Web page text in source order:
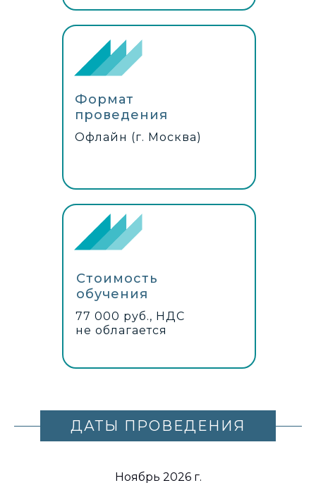
Стоимость
обучения
77 000 руб., НДС
не облагается
Офлайн (г. Москва)
Формат
проведения
ДАТЫ ПРОВЕДЕНИЯ
Ноябрь 2026 г.